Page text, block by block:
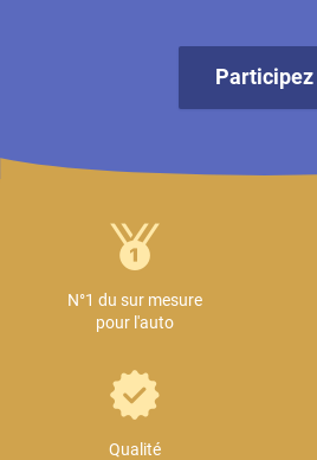
Participez
N°1 du sur mesure
pour l'auto
Qualité